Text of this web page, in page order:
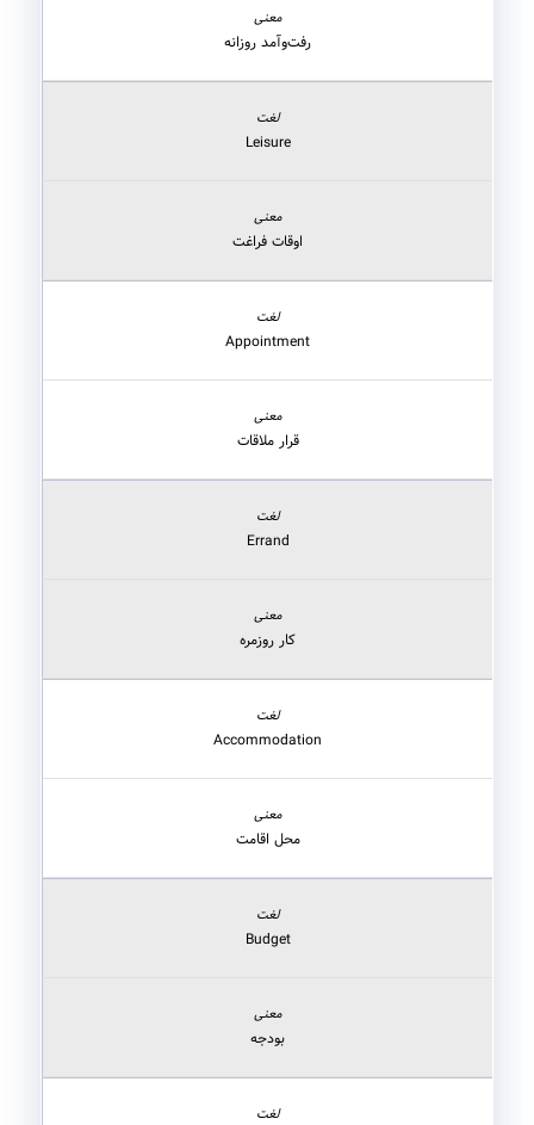
رفت‌وآمد روزانه
Leisure
اوقات فراغت
Appointment
قرار ملاقات
Errand
کار روزمره
Accommodation
محل اقامت
Budget
بودجه